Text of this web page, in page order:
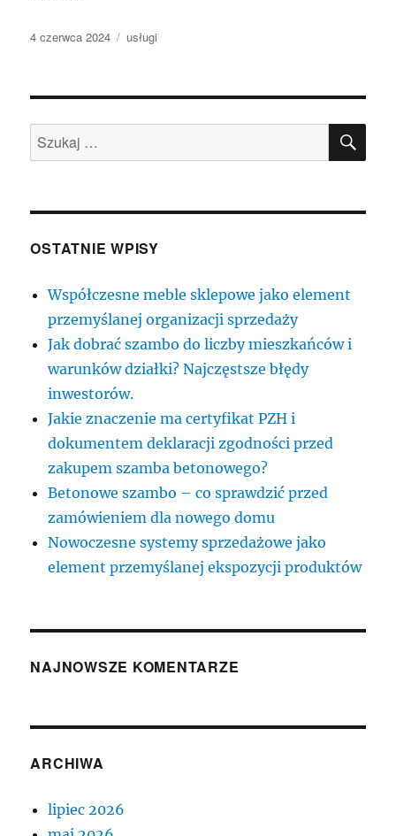
Data
4 czerwca 2024 Kategorie
usługi
Szukaj:
OSTATNIE WPISY
Współczesne meble sklepowe jako element
przemyślanej organizacji sprzedaży
Jak dobrać szambo do liczby mieszkańców i
warunków działki? Najczęstsze błędy
inwestorów.
Jakie znaczenie ma certyfikat PZH i
dokumentem deklaracji zgodności przed
zakupem szamba betonowego?
Betonowe szambo – co sprawdzić przed
zamówieniem dla nowego domu
Nowoczesne systemy sprzedażowe jako
element przemyślanej ekspozycji produktów
NAJNOWSZE KOMENTARZE
ARCHIWA
lipiec 2026